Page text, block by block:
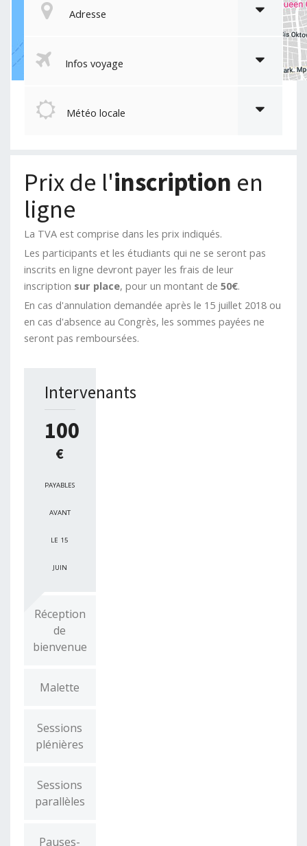
Adresse
Infos voyage
Météo locale
Prix de l'inscription en
ligne
La TVA est comprise dans les prix indiqués.
Les participants et les étudiants qui ne se seront pas
inscrits en ligne devront payer les frais de leur
inscription sur place, pour un montant de50€.
En cas d'annulation demandée après le 15 juillet 2018 ou
en cas d'absence au Congrès, les sommes payées ne
seront pas remboursées.
Intervenants
100
€
PAYABLES
AVANT
LE 15
JUIN
Réception
de
bienvenue
Malette
Sessions
plénières
Sessions
parallèles
Pauses-